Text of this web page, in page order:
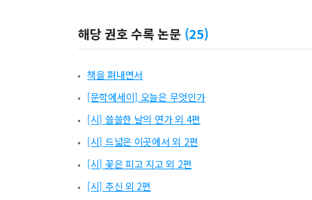
해당 권호 수록 논문 (25)
책을 펴내면서
[문학에세이] 오늘은 무엇인가
[시] 쓸쓸한 날의 연가 외 4편
[시] 드넓은 이곳에서 외 2편
[시] 꽃은 피고 지고 외 2편
[시] 추신 외 2편